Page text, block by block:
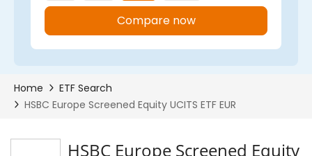
HSBC Europe Screened Equity